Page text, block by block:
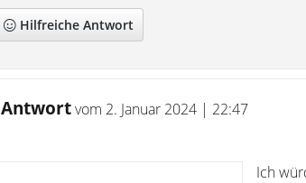
Hilfreiche Antwort
Antwortvom 2. Januar 2024 | 22:47
Ich